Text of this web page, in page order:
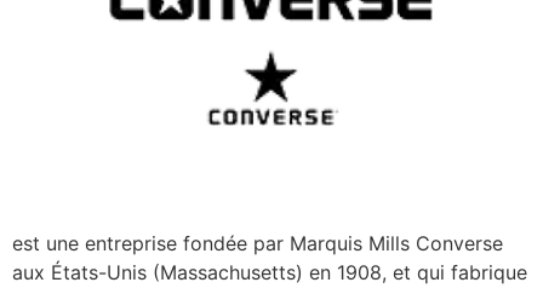
est une entreprise fondée par Marquis Mills Converse
aux États-Unis (Massachusetts) en 1908, et qui fabrique